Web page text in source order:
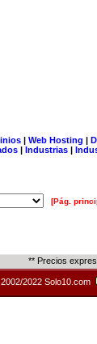
| Web Hosting |
| Industrias |
[Pág.
** Precios
2022 Solo10.com